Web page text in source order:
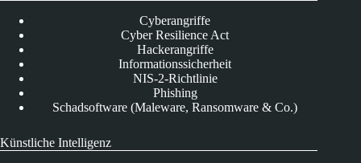
Cyberangriffe
Cyber Resilience Act
Hackerangriffe
Informationssicherheit
NIS-2-Richtlinie
Phishing
Schadsoftware (Maleware, Ransomware & Co.)
Künstliche Intelligenz